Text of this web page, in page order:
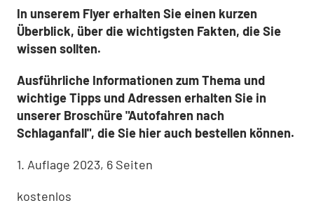
In unserem Flyer erhalten Sie einen kurzen
Überblick, über die wichtigsten Fakten, die Sie
wissen sollten.
Ausführliche Informationen zum Thema und
wichtige Tipps und Adressen erhalten Sie in
unserer Broschüre "Autofahren nach
Schlaganfall", die Sie hier auch bestellen können.
1. Auflage 2023, 6 Seiten
kostenlos